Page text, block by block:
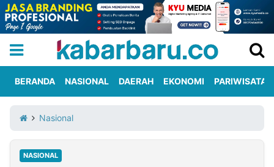
Iklan
Berita
Kami
BERANDA NASIONAL DAERAH EKONOMI PARIWISATA
Nasional
NASIONAL